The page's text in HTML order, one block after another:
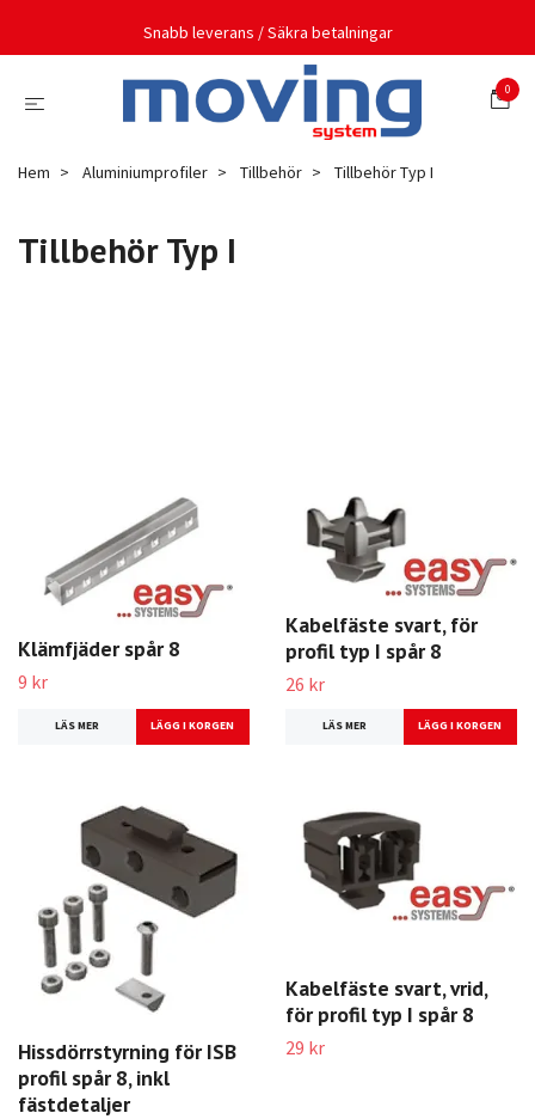
Snabb leverans / Säkra betalningar
0
Hem Aluminiumprofiler Tillbehör Tillbehör Typ I
Tillbehör Typ I
Klämfjäder spår 8
9 kr
LÄS MER
Kabelfäste svart, för
profil typ I spår 8
26 kr
LÄS MER
Hissdörrstyrning för ISB
profil spår 8, inkl
fästdetaljer
Kabelfäste svart, vrid,
för profil typ I spår 8
29 kr